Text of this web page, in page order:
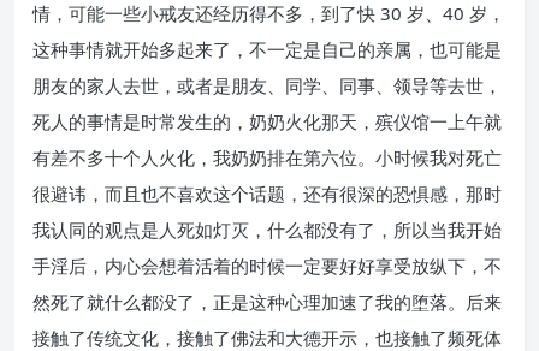
情，可能一些小戒友还经历得不多，到了快 30 岁、40 岁，
这种事情就开始多起来了，不一定是自己的亲属，也可能是
朋友的家人去世，或者是朋友、同学、同事、领导等去世，
死人的事情是时常发生的，奶奶火化那天，殡仪馆一上午就
有差不多十个人火化，我奶奶排在第六位。小时候我对死亡
很避讳，而且也不喜欢这个话题，还有很深的恐惧感，那时
我认同的观点是人死如灯灭，什么都没有了，所以当我开始
手淫后，内心会想着活着的时候一定要好好享受放纵下，不
然死了就什么都没了，正是这种心理加速了我的堕落。后来
接触了传统文化，接触了佛法和大德开示，也接触了频死体